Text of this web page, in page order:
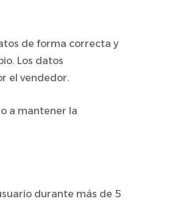
de forma correcta y
Los datos
el vendedor.
a mantener la
durante más de 5